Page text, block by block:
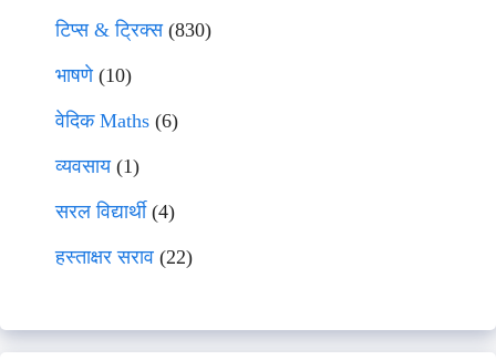
टिप्स & ट्रिक्स(830)
भाषणे(10)
वेदिक Maths (6)
व्यवसाय(1)
सरल विद्यार्थी(4)
हस्ताक्षर सराव (22)